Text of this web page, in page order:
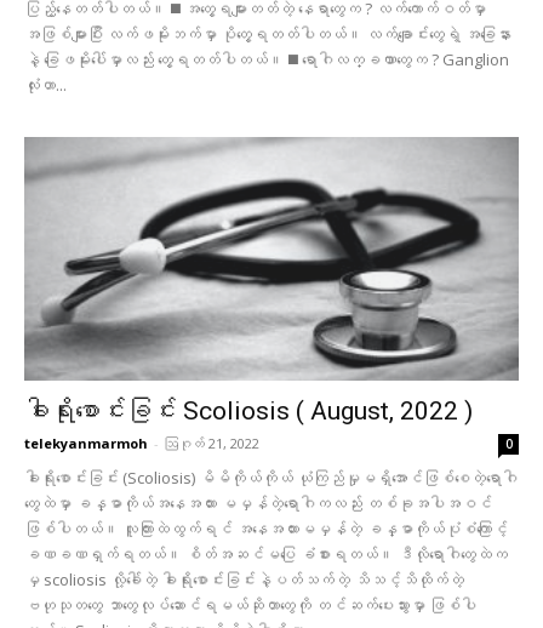
ပြည့်နေတတ်ပါတယ်။ ◼️ အတွေ့ရများတတ်တဲ့ နေရာတွေက ? လက်ကောက်ဝတ်မှာ
အဖြစ်များပြီး လက်ဖမိုးဘက်မှာ ပိုတွေ့ရတတ်ပါတယ်။ လက်ချောင်းတွေရဲ့ အခြေနား
နဲ့ ခြေဖမိုးပေါ်မှာလည်း တွေ့ရတတ်ပါတယ်။ ◼️ ရောဂါလက္ခဏာတွေက ? Ganglion
လုံးဟာ...
ခါးရိုးစောင်းခြင်း Scoliosis ( August, 2022 )
telekyanmarmoh - ဩဂုတ် 21, 2022 0
ခါးရိုးစောင်းခြင်း (Scoliosis) မိမိကိုယ်ကိုယ် ယုံကြည်မှုမရှိအောင်ဖြစ်စေတဲ့ရောဂါ
တွေထဲမှာ ခန္ဓာကိုယ်အနေအထား မမှန်တဲ့ရောဂါကလည်း တစ်ခုအပါအဝင်
ဖြစ်ပါတယ်။ လူကြားထဲထွက်ရင် အနေအထားမမှန်တဲ့ ခန္ဓာကိုယ်ပုံစံကြောင့်
ခဏခဏရှက်ရတယ်။ စိတ်အဆင်မပြေ ခံစားရတယ်။ ဒီလိုရောဂါတွေထဲက
မှ scoliosis လို့ခေါ်တဲ့ ခါးရိုးစောင်းခြင်းနဲ့ပတ်သက်တဲ့ သိသင့်သိထိုက်တဲ့
ဗဟုသုတတွေ ဘာတွေလုပ်‌ဆောင်ရမယ်ဆိုတာတွေကို တင်ဆက်ပေးသွားမှာ ဖြစ်ပါ